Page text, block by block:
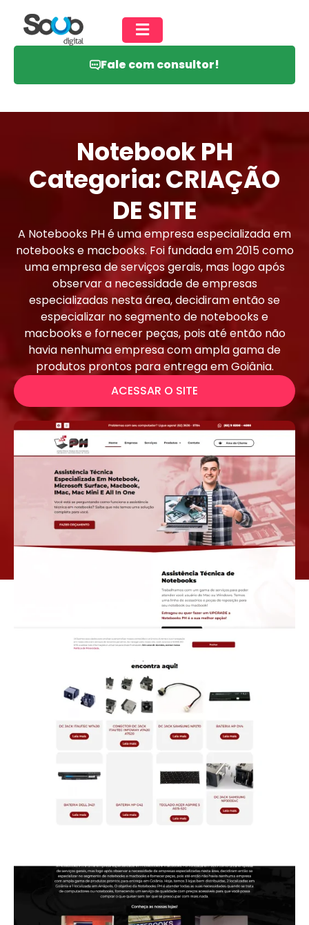
Fale com consultor!
Notebook PH
Categoria: CRIAÇÃO
DE SITE
A Notebooks PH é uma empresa especializada em
notebooks e macbooks. Foi fundada em 2015 como
uma empresa de serviços gerais, mas logo após
observar a necessidade de empresas
especializadas nesta área, decidiram então se
especializar no segmento de notebooks e
macbooks e fornecer peças, pois até então não
havia nenhuma empresa com ampla gama de
produtos prontos para entrega em Goiânia.
ACESSAR O SITE